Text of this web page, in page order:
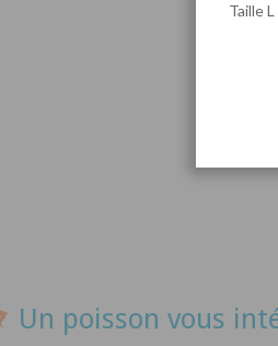
Un poisson vous
Taille L